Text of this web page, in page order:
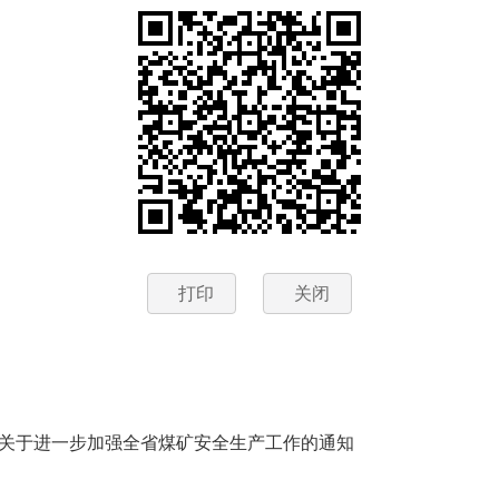
打印 关闭
于进一步加强全省煤矿安全生产工作的通知